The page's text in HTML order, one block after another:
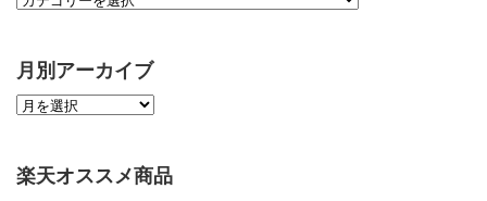
月別アーカイブ
楽天オススメ商品